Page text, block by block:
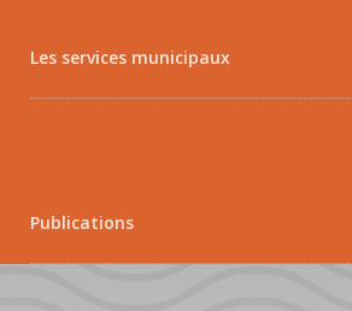
Les services municipaux
Publications